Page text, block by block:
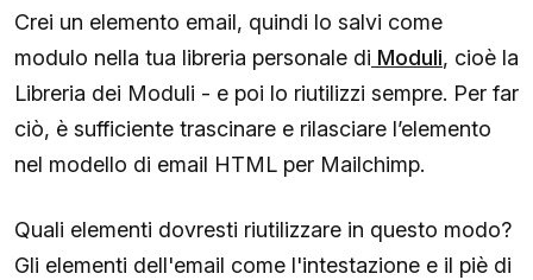
Crei un elemento email, quindi lo salvi come
modulo nella tua libreria personale di Moduli, cioè la
Libreria dei Moduli - e poi lo riutilizzi sempre. Per far
ciò, è sufficiente trascinare e rilasciare l’elemento
nel modello di email HTML per Mailchimp.
Quali elementi dovresti riutilizzare in questo modo?
Gli elementi dell'email come l'intestazione e il piè di